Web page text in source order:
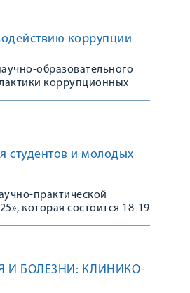
коррупции
образовательного
коррупционных
студентов и молодых
практической
которая состоится 18-19
И БОЛЕЗНИ: КЛИНИКО-